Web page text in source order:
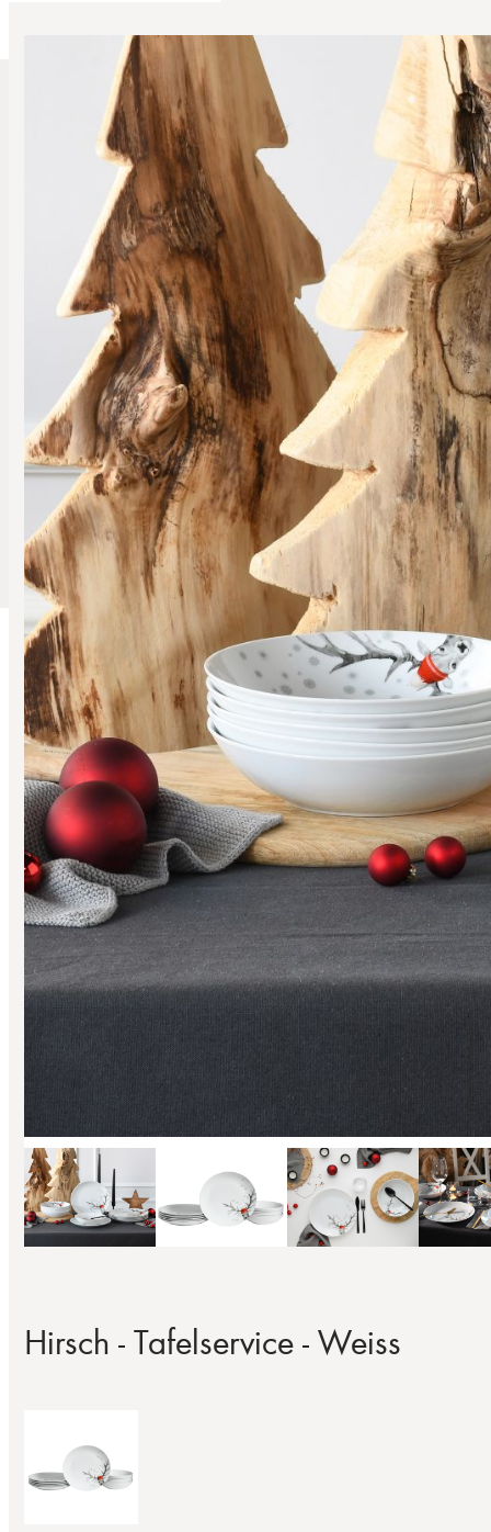
Hirsch - Tafelservice - Weiss